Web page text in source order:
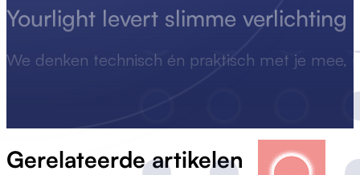
Yourlight levert slimme verlichting
We denken technisch én praktisch met je mee,
Gerelateerde artikelen